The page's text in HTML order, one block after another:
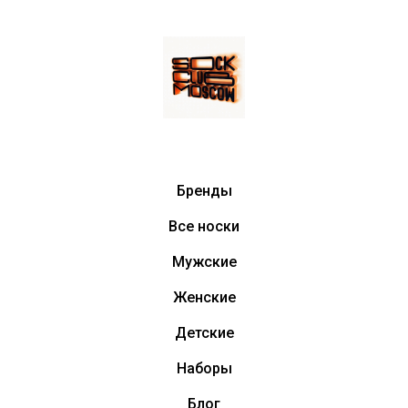
Бренды
Все носки
Мужские
Женские
Детские
Наборы
Блог